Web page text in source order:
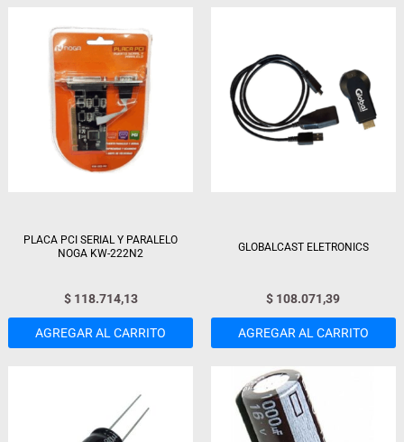
PLACA PCI SERIAL Y PARALELO
NOGA KW-222N2
$118.714,13
AGREGAR AL CARRITO
GLOBALCAST ELETRONICS
$ 108.071,39
AGREGAR AL CARRITO